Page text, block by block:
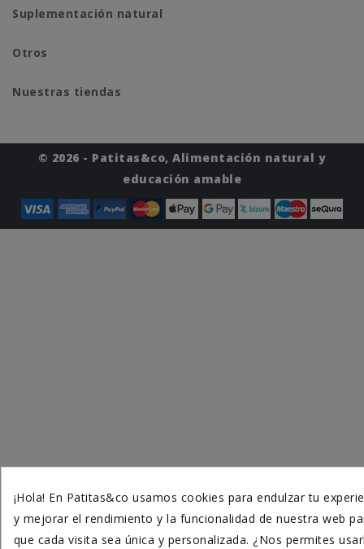
Suplementación natural
Otros
Nuestras tiendas
© 2026 - Patitas&co, Alimentación natural y
educación amable
¡Hola! En Patitas&co usamos cookies para endulzar tu
y mejorar el rendimiento y la funcionalidad de nuestra web
que cada visita sea única y personalizada. ¿Nos permites